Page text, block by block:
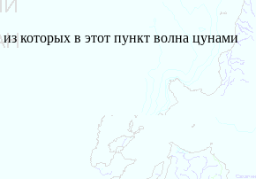
которых в этот пункт волна цунами